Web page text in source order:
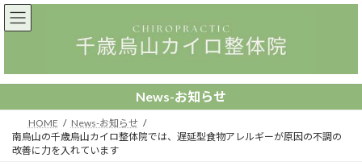
コ
ン
ツ
へ
ナ
ビ
シ
ョ
News-お知らせ
HOME
News-お知らせ
南烏山の千歳烏山カイロ整体院では、遅延型食物アレルギーが原因の不調の
改善に力を入れています